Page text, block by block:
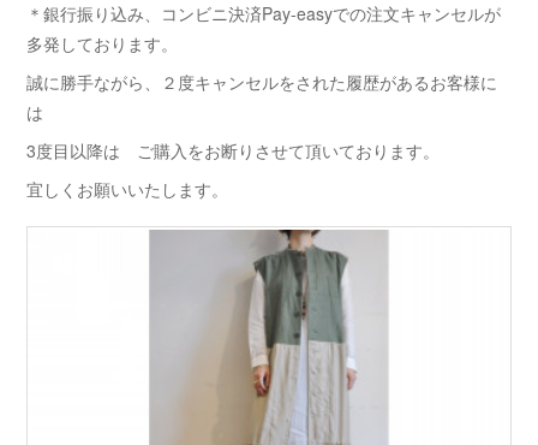
＊銀行振り込み、コンビニ決済Pay-easyでの注文キャンセルが
多発しております。
誠に勝手ながら、２度キャンセルをされた履歴があるお客様に
は
3度目以降は ご購入をお断りさせて頂いております。
宜しくお願いいたします。